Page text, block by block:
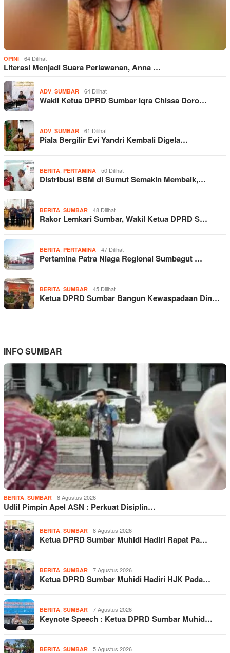
OPINI 64 Dilihat
Literasi Menjadi Suara Perlawanan, Anna …
ADV SUMBAR 64 Dilihat
Wakil Ketua DPRD Sumbar Iqra Chissa Doro…
ADV SUMBAR 61 Dilihat
Piala Bergilir Evi Yandri Kembali Digela…
BERITA PERTAMINA 50 Dilihat
Distribusi BBM di Sumut Semakin Membaik,…
BERITA SUMBAR 48 Dilihat
Rakor Lemkari Sumbar, Wakil Ketua DPRD S…
BERITA PERTAMINA 47 Dilihat
Pertamina Patra Niaga Regional Sumbagut …
BERITA SUMBAR 45 Dilihat
Ketua DPRD Sumbar Bangun Kewaspadaan Din…
INFO SUMBAR
BERITA SUMBAR 8 Agustus 2026
Udlil Pimpin Apel ASN : Perkuat Disiplin…
BERITA SUMBAR 8 Agustus 2026
Ketua DPRD Sumbar Muhidi Hadiri Rapat Pa…
BERITA SUMBAR 7 Agustus 2026
Ketua DPRD Sumbar Muhidi Hadiri HJK Pada…
BERITA SUMBAR 7 Agustus 2026
Keynote Speech : Ketua DPRD Sumbar Muhid…
BERITA SUMBAR 5 Agustus 2026